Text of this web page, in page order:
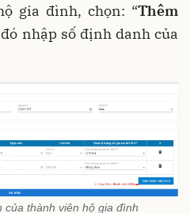
gia đình, chọn: “Thêm
đó nhập số định danh của
của thành viên hộ gia đình